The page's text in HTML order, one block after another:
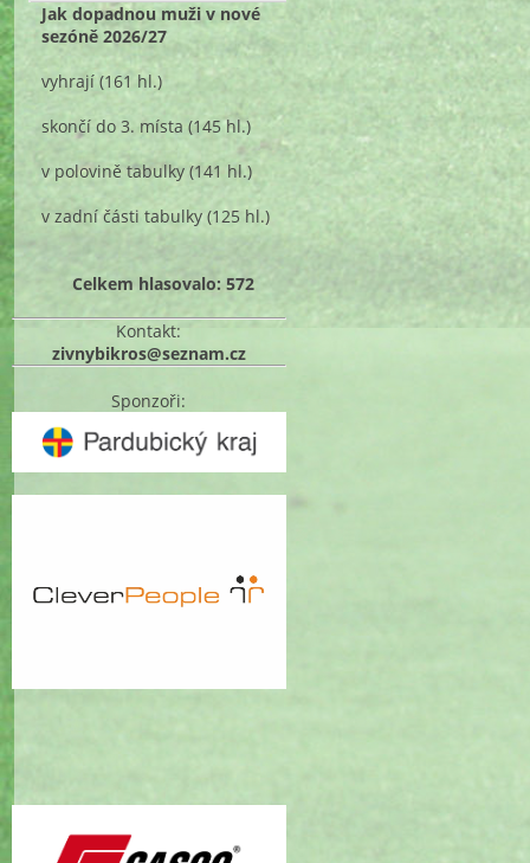
Jak dopadnou muži v nové
sezóně 2026/27
vyhrají (161 hl.)
skončí do 3. místa (145 hl.)
v polovině tabulky (141 hl.)
v zadní části tabulky (125 hl.)
Celkem hlasovalo: 572
Kontakt:
zivnybikros@seznam.cz
Sponzoři: